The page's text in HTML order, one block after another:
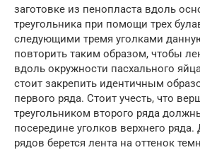
заготовке из пенопласта вдоль
треугольника при помощи трех
следующими тремя уголками
повторить таким образом, чтобы
вдоль окружности пасхального
стоит закрепить идентичным
первого ряда. Стоит учесть, что
треугольником второго ряда
посередине уголков верхнего
рядов берется лента на оттенок